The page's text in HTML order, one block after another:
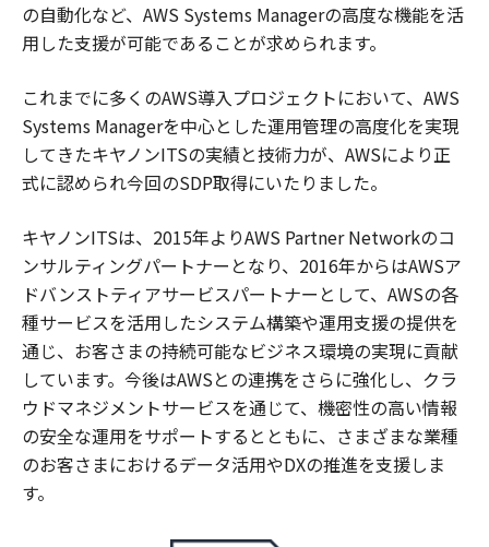
の自動化など、AWS Systems Managerの高度な機能を活
用した支援が可能であることが求められます。
これまでに多くのAWS導入プロジェクトにおいて、AWS
Systems Managerを中心とした運用管理の高度化を実現
してきたキヤノンITSの実績と技術力が、AWSにより正
式に認められ今回のSDP取得にいたりました。
キヤノンITSは、2015年よりAWS Partner Networkのコ
ンサルティングパートナーとなり、2016年からはAWSア
ドバンストティアサービスパートナーとして、AWSの各
種サービスを活用したシステム構築や運用支援の提供を
通じ、お客さまの持続可能なビジネス環境の実現に貢献
しています。今後はAWSとの連携をさらに強化し、クラ
ウドマネジメントサービスを通じて、機密性の高い情報
の安全な運用をサポートするとともに、さまざまな業種
のお客さまにおけるデータ活用やDXの推進を支援しま
す。